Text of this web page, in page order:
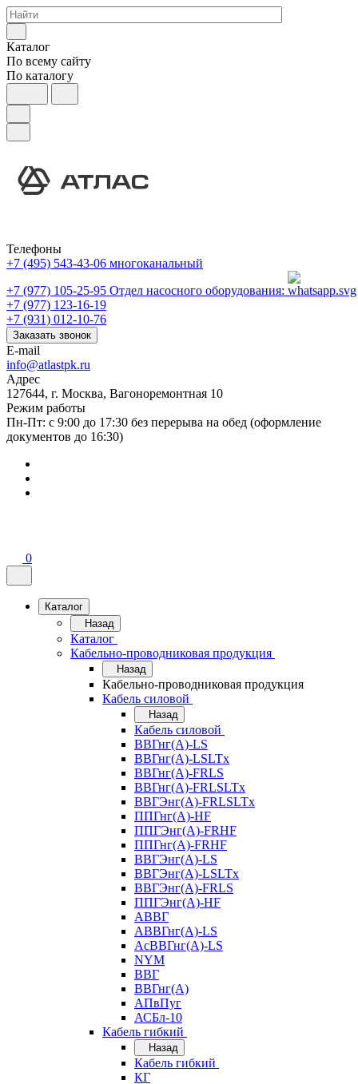
Каталог
По всему сайту
По каталогу
Телефоны
+7 (495) 543-43-06 многоканальный
+7 (977) 105-25-95 Отдел насосного оборудования:
+7 (977) 123-16-19
+7 (931) 012-10-76
Заказать звонок
E-mail
info@atlastpk.ru
Адрес
127644, г. Москва, Вагоноремонтная 10
Режим работы
Пн-Пт: с 9:00 до 17:30 без перерыва на обед (оформление
документов до 16:30)
0
Каталог
Назад
Каталог
Кабельно-проводниковая продукция
Назад
Кабельно-проводниковая продукция
Кабель силовой
Назад
Кабель силовой
ВВГнг(А)-LS
ВВГнг(А)-LSLTx
ВВГнг(А)-FRLS
ВВГнг(А)-FRLSLTx
ВВГЭнг(А)-FRLSLTx
ППГнг(А)-HF
ППГЭнг(А)-FRHF
ППГнг(А)-FRHF
ВВГЭнг(А)-LS
ВВГЭнг(А)-LSLTx
ВВГЭнг(А)-FRLS
ППГЭнг(А)-HF
АВВГ
АВВГнг(А)-LS
АсВВГнг(А)-LS
NYM
ВВГ
ВВГнг(А)
АПвПуг
АСБл-10
Кабель гибкий
Назад
Кабель гибкий
КГ